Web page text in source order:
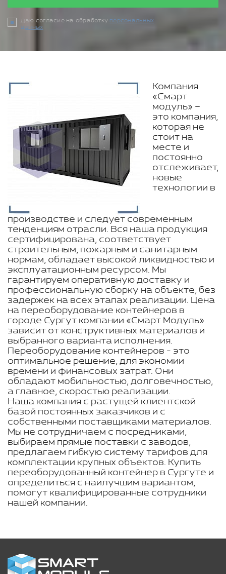
Даю согласие на обработку персональных
данных
Компания
«Смарт
модуль» –
это компания,
которая не
стоит на
месте и
постоянно
отслеживает,
новые
технологии в
производстве и следует современным
тенденциям отрасли. Вся наша продукция
сертифицирована, соответствует
строительным, пожарным и санитарным
нормам, обладает высокой ликвидностью и
эксплуатационным ресурсом. Мы
гарантируем оперативную доставку и
профессиональную сборку на объекте, без
задержек на всех этапах реализации. Цена
на переоборудование контейнеров в
городе Сургут компании «Смарт Модуль»
зависит от конструктивных материалов и
выбранного варианта исполнения.
Переоборудование контейнеров - это
оптимальное решение, для экономии
времени и финансовых затрат. Они
обладают мобильностью, долговечностью,
а главное, скоростью реализации.
Наша компания с растущей клиентской
базой постоянных заказчиков и с
собственными поставщиками материалов.
Мы не сотрудничаем с посредниками,
выбираем прямые поставки с заводов,
предлагаем гибкую систему тарифов для
комплектации крупных объектов. Купить
переоборудованный контейнер в Сургуте и
определиться с наилучшим вариантом,
помогут квалифицированные сотрудники
нашей компании.